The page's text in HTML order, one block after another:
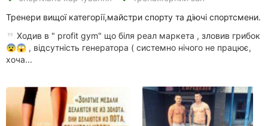
Тренери вищої категорії,майстри спорту та діючі спортсмени.
Ходив в " profit gym" що біля реал маркета , зловив грибок
😨😱 , відсутність генератора ( системно нічого не працює,
хоча...